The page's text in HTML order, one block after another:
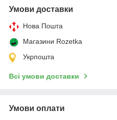
Умови доставки
Нова Пошта
Магазини Rozetka
Укрпошта
Всі умови доставки
Умови оплати